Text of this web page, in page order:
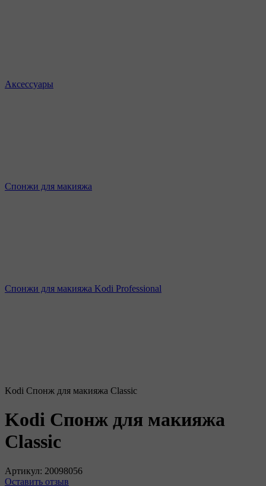
Аксессуары
Спонжи для макияжа
Спонжи для макияжа Kodi Professional
Kodi Спонж для макияжа Classic
Kodi Спонж для макияжа
Classic
Артикул: 20098056
Оставить отзыв